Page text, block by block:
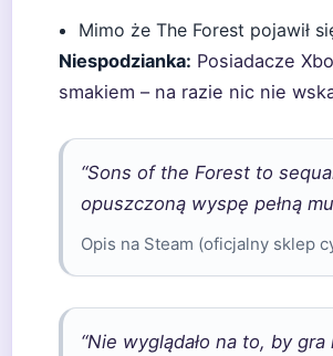
Mimo że The Forest pojawił
Niespodzianka: Posiadacze
smakiem – na razie nic nie
“Sons of the Forest to
opuszczoną wyspę pełną
Opis na Steam (oficjalny sklep
“Nie wyglądało na to, by